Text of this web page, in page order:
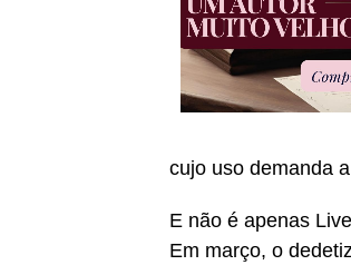
cujo uso demanda
E não é apenas
Em março, o